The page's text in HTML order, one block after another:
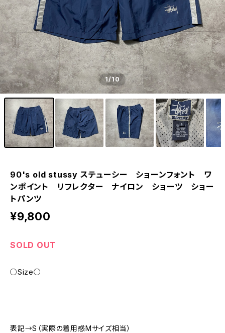
1/10
90's old stussy ステューシー ショーンフォント ワ
ンポイント リフレクター ナイロン ショーツ ショー
トパンツ
¥9,800
SOLD OUT
○Size○
表記→S（実際の着用感Mサイズ相当）